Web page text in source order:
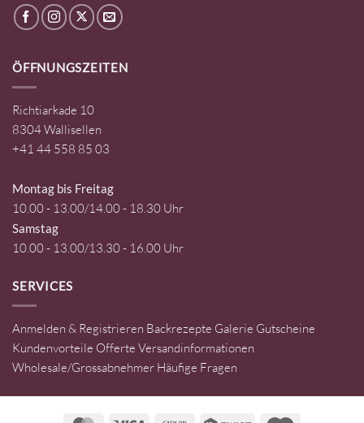
ÖFFNUNGSZEITEN
Richtiarkade 10
8304 Wallisellen
+41 44 558 85 03
Montag bis Freitag
10.00 - 13.00/14.00 - 18.30 Uhr
Samstag
10.00 - 13.00/13.30 - 16.00 Uhr
SERVICES
Anmelden & Registrieren Backrezepte Galerie Gutscheine
Kundenvorteile Offerte Versandinformationen
Wholesale/Grossabnehmer Häufige Fragen